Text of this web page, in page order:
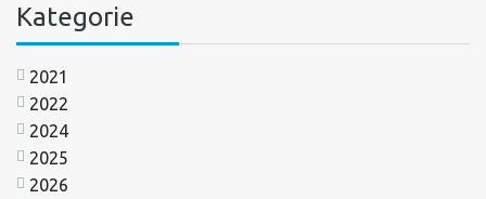
Kategorie
2021
2022
2024
2025
2026